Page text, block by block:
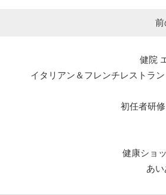
前
健院
イタリアン＆フレンチレストラ
初任者研修
健康ショ
あ